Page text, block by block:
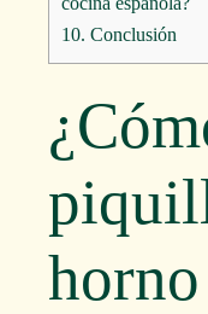
10. Conclusión